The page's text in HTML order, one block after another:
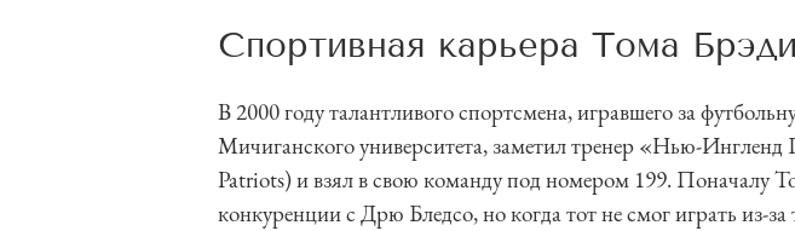
Спортивная карьера Тома Брэди
В 2000 году талантливого спортсмена, игравшего за
Мичиганского университета, заметил тренер «Нью-
Patriots) и взял в свою команду под номером 199. Поначалу
конкуренции с Дрю Бледсо, но когда тот не смог играть из-